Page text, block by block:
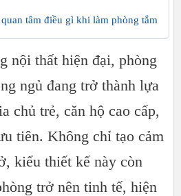
tâm điều gì khi làm phòng tắm
tắm kính uy tín tại Tp.hcm
nội thất hiện đại, phòng
ngủ đang trở thành lựa
chủ trẻ, căn hộ cao cấp,
tiên. Không chỉ tạo cảm
kiểu thiết kế này còn
trở nên tinh tế, hiện